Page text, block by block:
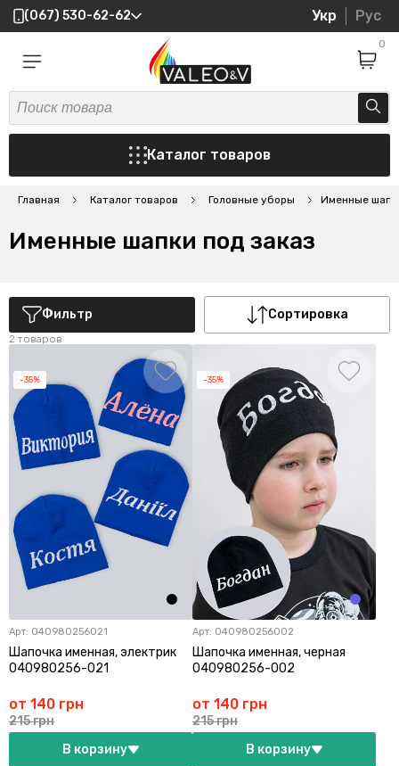
(067) 530-62-62 Укр Рус
0
Каталог товаров
Главная Каталог товаров Головные уборы Именные
Именные шапки под заказ
Фильтр Сортировка
2 товаров
-35%
Арт: 040980256021
Шапочка именная, электрик
040980256-021
от 140 грн
215 грн
В корзину
-35%
Арт: 040980256002
Шапочка именная, черная
040980256-002
от 140 грн
215 грн
В корзину